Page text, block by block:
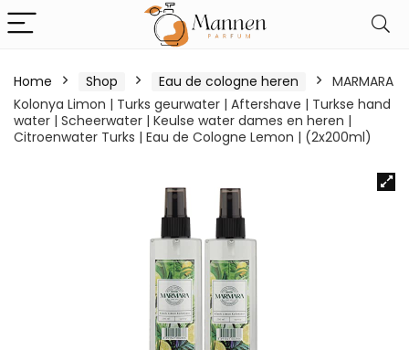
Home Shop Eau de cologne heren
MARMARA
Kolonya Limon | Turks geurwater | Aftershave | Turkse hand
water | Scheerwater | Keulse water dames en heren |
Citroenwater Turks | Eau de Cologne Lemon | (2x200ml)